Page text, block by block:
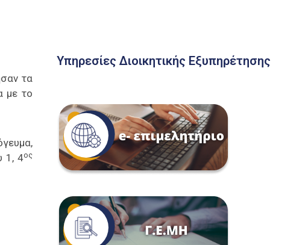
τα
με το
1, 4ος
Υπηρεσίες Διοικητικής Εξυπηρέτησης